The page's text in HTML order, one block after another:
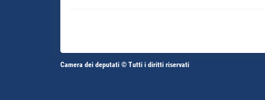
Altri
Camera dei deputati © Tutti i diritti riservati